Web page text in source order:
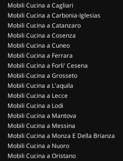
Mobili Cucina a Cagliari
Mobili Cucina a Carbonia-Iglesias
Mobili Cucina a Catanzaro
Mobili Cucina a Cosenza
Mobili Cucina a Cuneo
Mobili Cucina a Ferrara
Mobili Cucina a Forli' Cesena
Mobili Cucina a Grosseto
Mobili Cucina a L'aquila
Mobili Cucina a Lecce
Mobili Cucina a Lodi
Mobili Cucina a Mantova
Mobili Cucina a Messina
Mobili Cucina a Monza E Della Brianza
Mobili Cucina a Nuoro
Mobili Cucina a Oristano